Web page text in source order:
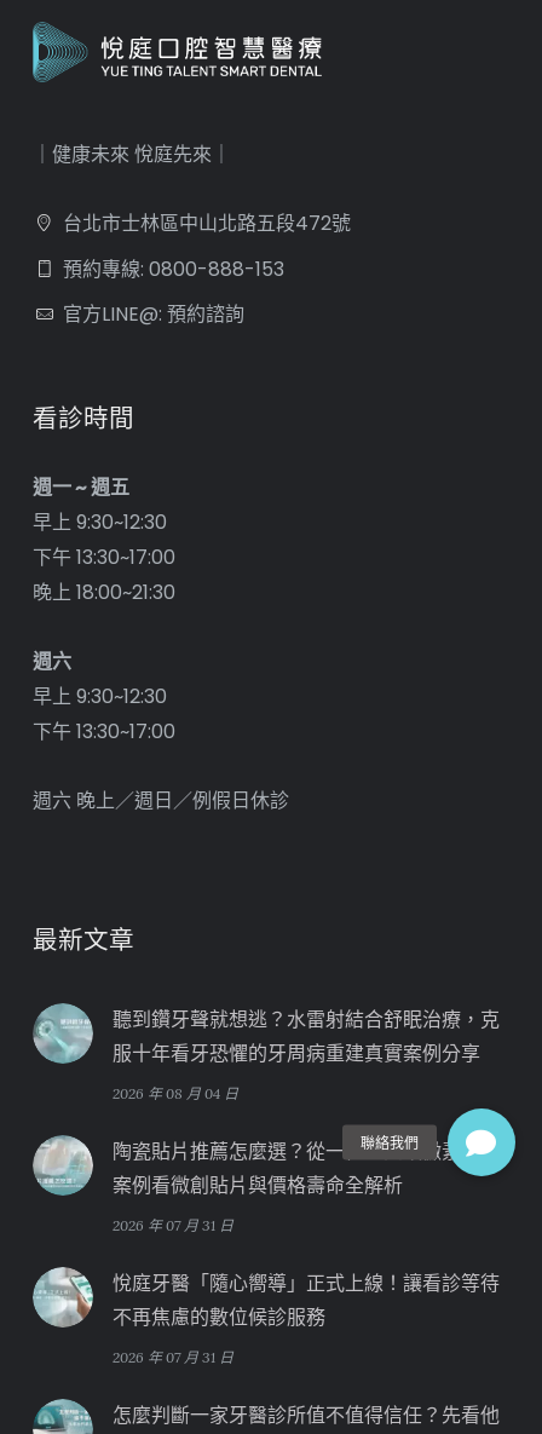
｜健康未來 悅庭先來｜
台北市士林區中山北路五段472號
預約專線: 0800-888-153
官方LINE@: 預約諮詢
看診時間
週一 ~ 週五
早上 9:30~12:30
下午 13:30~17:00
晚上 18:00~21:30
週六
早上 9:30~12:30
下午 13:30~17:00
週六 晚上／週日／例假日休診
最新文章
聽到鑽牙聲就想逃？水雷射結合舒眠治療，克
服十年看牙恐懼的牙周病重建真實案例分享
2026 年 08 月 04 日
陶瓷貼片推薦怎麼選？從一位「四環黴素牙」
案例看微創貼片與價格壽命全解析
2026 年 07 月 31 日
悅庭牙醫「隨心嚮導」正式上線！讓看診等待
不再焦慮的數位候診服務
2026 年 07 月 31 日
怎麼判斷一家牙醫診所值不值得信任？先看他